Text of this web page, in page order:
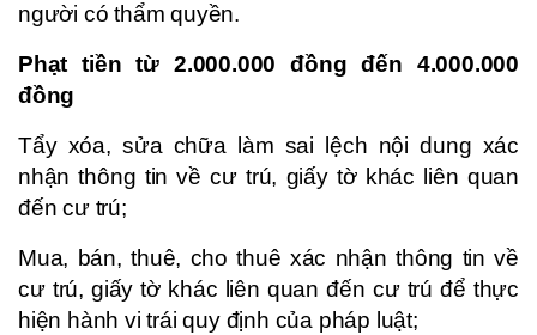
người có thẩm quyền.
Phạt tiền từ 2.000.000 đồng đến 4.000.000
đồng
Tẩy xóa, sửa chữa làm sai lệch nội dung xác
nhận thông tin về cư trú, giấy tờ khác liên quan
đến cư trú;
Mua, bán, thuê, cho thuê xác nhận thông tin về
cư trú, giấy tờ khác liên quan đến cư trú để thực
hiện hành vi trái quy định của pháp luật;